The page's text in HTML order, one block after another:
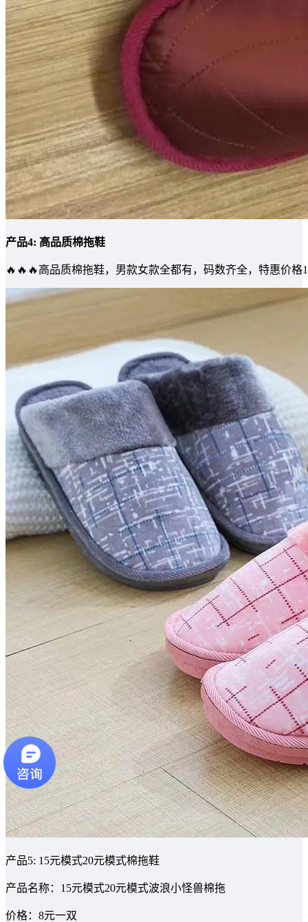
产品4: 高品质棉拖鞋
🔥🔥🔥高品质棉拖鞋，男款女款全都有，码数齐全，特惠价格
产品5: 15元模式20元模式棉拖鞋
产品名称：15元模式20元模式波浪小怪兽棉拖
价格：8元一双